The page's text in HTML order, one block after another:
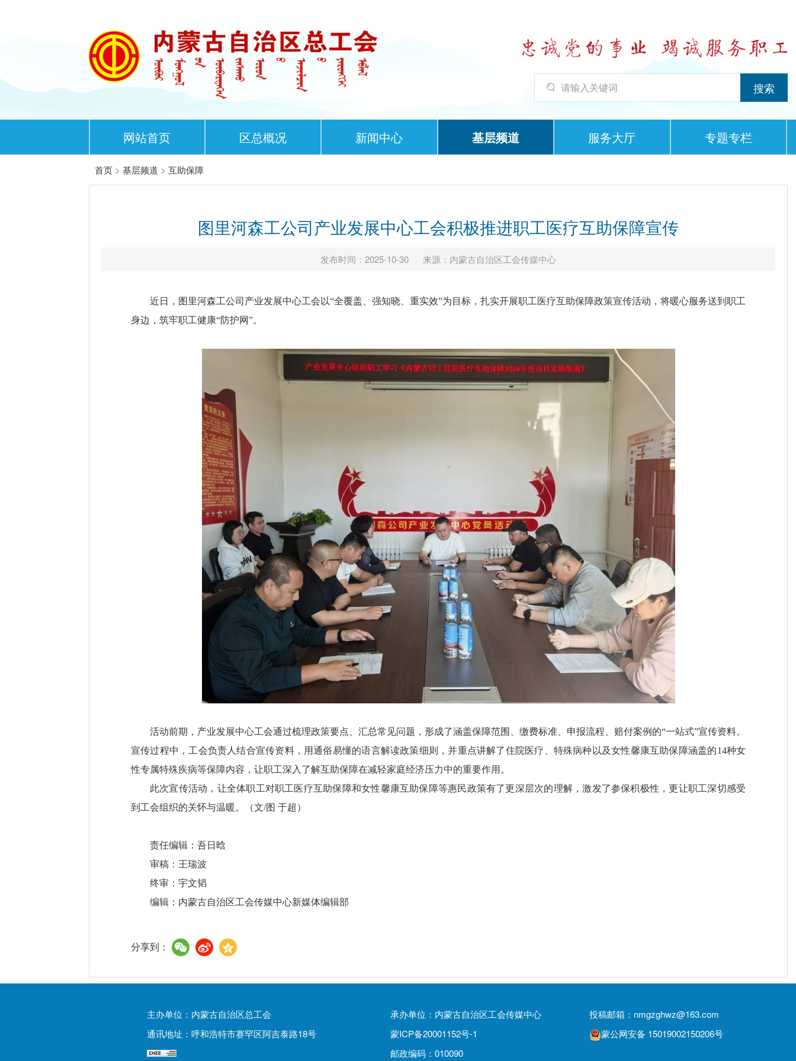
网站首页 区总概况 新闻中心 基层频道 服务大厅 专题专栏
首页 > 基层频道 > 互助保障
图里河森工公司产业发展中心工会积极推进职工医疗互助保障宣传
发布时间：2025-10-30 来源：内蒙古自治区工会传媒中心
近日，图里河森工公司产业发展中心工会以“全覆盖、强知晓、重实效”为目标，扎实开展职工医疗互助保障政策宣传活动，将暖心服务送到职工
身边，筑牢职工健康“防护网”。
活动前期，产业发展中心工会通过梳理政策要点、汇总常见问题，形成了涵盖保障范围、缴费标准、申报流程、赔付案例的“一站式”宣传资料。
宣传过程中，工会负责人结合宣传资料，用通俗易懂的语言解读政策细则，并重点讲解了住院医疗、特殊病种以及女性馨康互助保障涵盖的14种女
性专属特殊疾病等保障内容，让职工深入了解互助保障在减轻家庭经济压力中的重要作用。
此次宣传活动，让全体职工对职工医疗互助保障和女性馨康互助保障等惠民政策有了更深层次的理解，激发了参保积极性，更让职工深切感受
到工会组织的关怀与温暖。
（文/图 于超）
责任编辑：吾日晗
审稿：王瑞波
终审：宇文韬
编辑：内蒙古自治区工会传媒中心新媒体编辑部
分享到：
主办单位：内蒙古自治区总工会 承办单位：内蒙古自治区工会传媒中心
投稿邮箱：nmgzghwz@163.com
通讯地址：呼和浩特市赛罕区阿吉泰路18号
蒙ICP备20001152号-1
蒙公网安备 15019002150206号
邮政编码：010090